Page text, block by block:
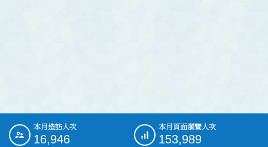
::: 本月造訪人次
16,946
本月頁面瀏覽人次
153,989